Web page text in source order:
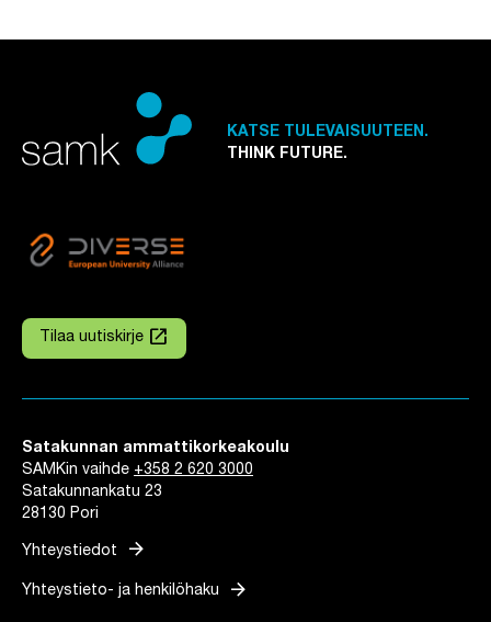
KATSE TULEVAISUUTEEN.
THINK FUTURE.
Tilaa uutiskirje
Linkki avautuu uuteen välilehteen
launch
Satakunnan ammattikorkeakoulu
SAMKin vaihde +358 2 620 3000
Satakunnankatu 23
28130 Pori
Yhteystiedot arrow_forward
Yhteystieto- ja henkilöhaku arrow_forward